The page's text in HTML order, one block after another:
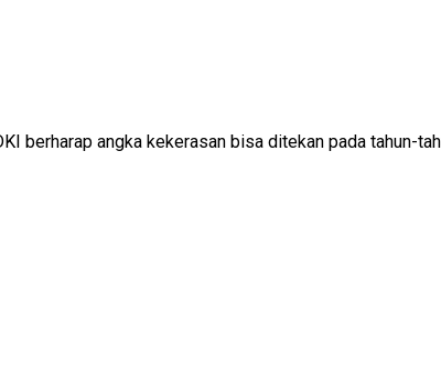
berharap angka kekerasan bisa ditekan pada tahun-